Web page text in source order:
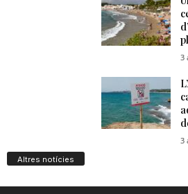
Altres notícies